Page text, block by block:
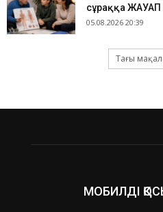
сұраққа ЖАУАП
05.08.2026 20:39
Тағы
МОБИЛДІ